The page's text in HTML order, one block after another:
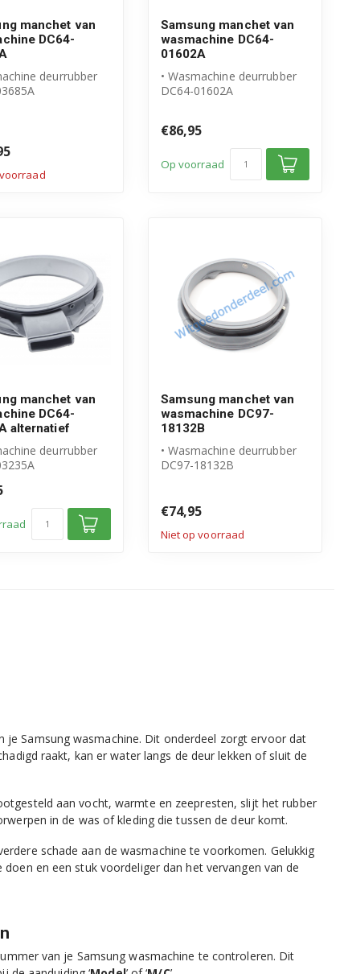
manchet van
DC64-
deurrubber
Samsung manchet van
wasmachine DC64-
01602A
• Wasmachine deurrubber
DC64-01602A
• Manchet met ...
€86,95
Op voorraad
manchet van
DC64-
alternatief
deurrubber
alte...
Samsung manchet van
wasmachine DC97-
18132B
• Wasmachine deurrubber
DC97-18132B
€74,95
Niet op voorraad
Samsung wasmachine. Dit onderdeel zorgt ervoor dat
raakt, kan er water langs de deur lekken of sluit de
aan vocht, warmte en zeepresten, slijt het rubber
in de was of kleding die tussen de deur komt.
schade aan de wasmachine te voorkomen. Gelukkig
en een stuk voordeliger dan het vervangen van de
van je Samsung wasmachine te controleren. Dit